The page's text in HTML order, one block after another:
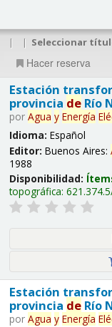
| | Seleccionar
Hacer reserva
Estación
provincia deRío
por Agua y Energía
Idioma: Español
Editor: Buenos Aires:
1988
Disponibilidad:
topográfica:
Estación
provincia deRío
por Agua y Energía